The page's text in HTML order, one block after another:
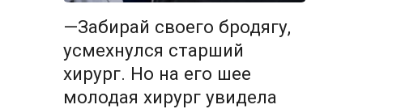
—Забирай своего бродягу,
усмехнулся старший
хирург. Но на его шее
молодая хирург увидела